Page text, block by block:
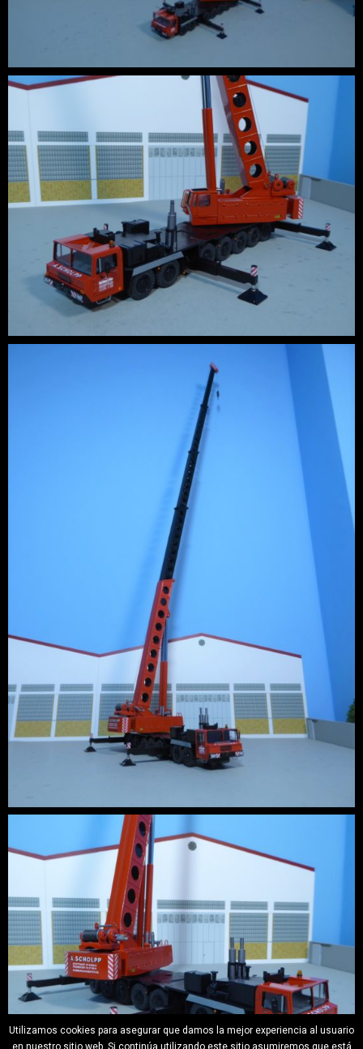
Utilizamos cookies para asegurar que damos la mejor experiencia al usuario
en nuestro sitio web. Si continúa utilizando este sitio asumiremos que está